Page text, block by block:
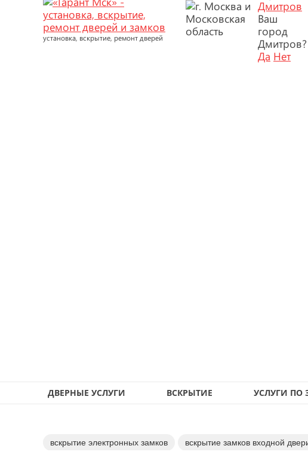
установка, вскрытие, ремонт дверей
Дмитров
Ваш
город
Дмитров?
Да Нет
ДВЕРНЫЕ УСЛУГИ ВСКРЫТИЕ УСЛУГИ ПО
вскрытие электронных замков
вскрытие замков входной